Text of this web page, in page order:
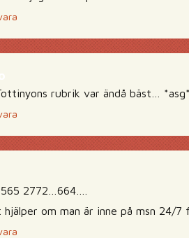
rubrik var ändå bäst… *asg*
2772…664….
hjälper om man är inne på msn 24/